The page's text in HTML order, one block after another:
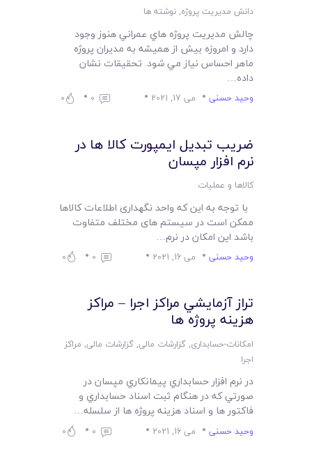
دانش مدیریت پروژه,نوشته ها
چالش مديريت پروژه هاي عمراني هنوز وجود
دارد و امروزه بيش از هميشه به مديران پروژه
ماهر احساس نياز مي شود. تحقيقات نشان
داده…
وحید حسنی می 17, 2021 0
0
ضریب تبدیل ایمپورت کالا ها در
نرم افزار مپسان
کالاها و عملیات
با توجه به این که واحد نگهداری اطلاعات کالاها
ممکن است در سیستم های مختلف متفاوت
باشد این امکان در نرم…
وحید حسنی می 16, 2021 0
0
تراز آزمايشي مراکز اجرا – مراکز
هزينه پروژه ها
امکانات-حسابداری,گزارشات مالی,گزارشات مالی, مراکز
اجرا
در نرم افزار حسابداري پيمانکاري مپسان در
صورتي که در هنگام ثبت اسناد حسابداري و
فاکتور ها و اسناد هزينه پروژه ها از سلسله…
وحید حسنی می 16, 2021 0
0